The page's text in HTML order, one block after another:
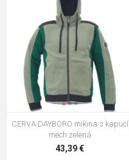
CERVA DAYBORO mikina s kapucí
mech.zelená
43,39 €